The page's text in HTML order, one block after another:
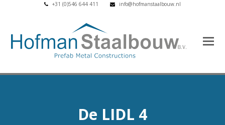
+31 (0)546 644 411 info@hofmanstaalbouw.nl
De LIDL 4